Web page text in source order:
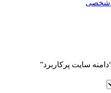
شخصی
سایت پرکاربرد”